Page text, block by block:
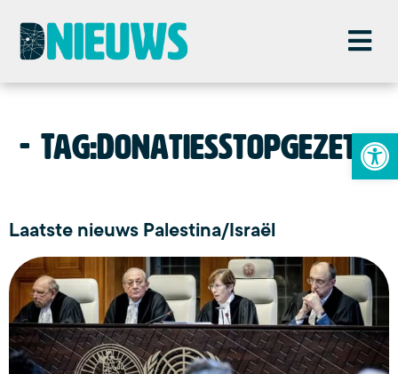
Tag:DonatiesStopgezet
Laatste nieuws Palestina/Israël